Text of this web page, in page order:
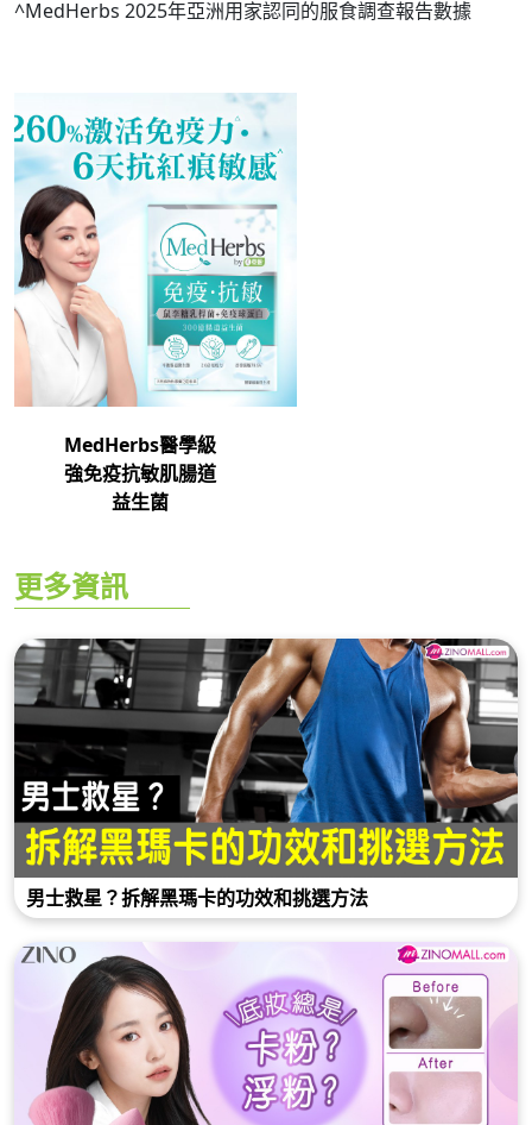
^MedHerbs 2025年亞洲用家認同的服食調查報告數據
MedHerbs醫學級
強免疫抗敏肌腸道
益生菌
更多資訊
男士救星？拆解黑瑪卡的功效和挑選方法